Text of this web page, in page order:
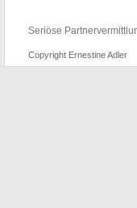
Seriöse
Copyright Ernestine Adler